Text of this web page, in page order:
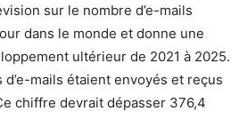
sur le nombre d’e-mails
dans le monde et donne une
ultérieur de 2021 à 2025.
mails étaient envoyés et reçus
chiffre devrait dépasser 376,4